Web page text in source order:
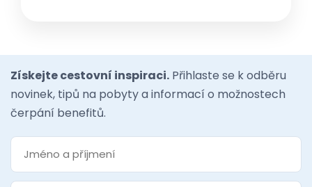
Získejte cestovní inspiraci. Přihlaste se k odběru
novinek, tipů na pobyty a informací o možnostech
čerpání benefitů.